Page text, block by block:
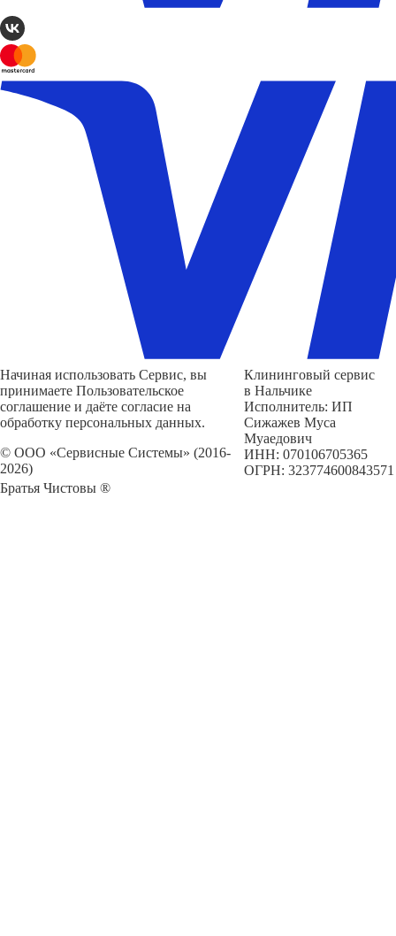
Начиная использовать Сервис, вы
принимаете Пользовательское
соглашение и даёте согласие на
обработку персональных данных.
© ООО «Сервисные Системы» (2016-
2026)
Братья Чистовы ®
Клининговый сервис
в Нальчике
Исполнитель: ИП
Сижажев Муса
Муаедович
ИНН: 070106705365
ОГРН: 323774600843571